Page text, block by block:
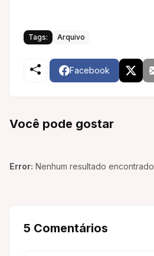
Tags: Arquivo
Facebook
Você pode gostar
Error: Nenhum resultado encontrado
5 Comentários